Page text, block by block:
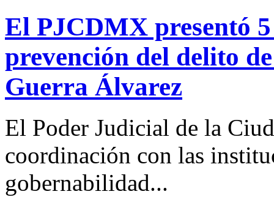
El PJCDMX presentó
prevención del delito
Guerra Álvarez
El Poder Judicial de la
coordinación con las
gobernabilidad...